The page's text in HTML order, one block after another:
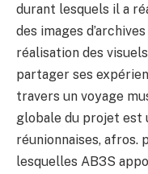
durant lesquels il a
des images
réalisation des visuels
partager ses
travers un voyage
globale du projet est
réunionnaises, afros.
lesquelles AB3S